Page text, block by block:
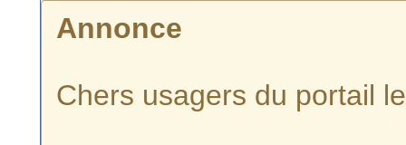
Annonce
Chers usagers du portail